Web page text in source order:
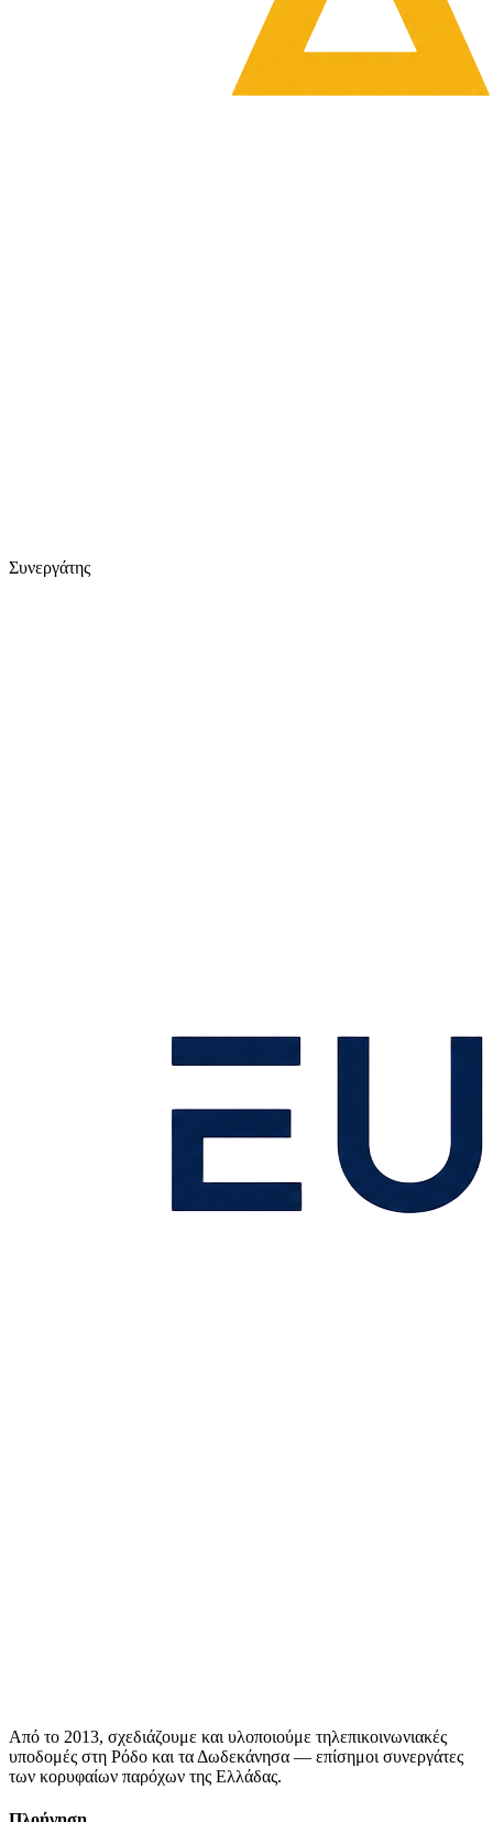
Συνεργάτης
Από το 2013, σχεδιάζουμε και υλοποιούμε τηλεπικοινωνιακές
υποδομές στη Ρόδο και τα Δωδεκάνησα — επίσημοι συνεργάτες
των κορυφαίων παρόχων της Ελλάδας.